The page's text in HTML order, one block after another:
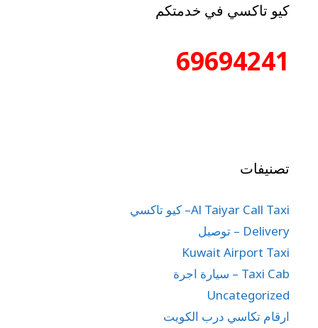
كيو تاكسي في خدمتكم
69694241
تصنيفات
Al Taiyar Call Taxi– كيو تاكسي
Delivery – توصيل
Kuwait Airport Taxi
Taxi Cab – سيارة اجرة
Uncategorized
ارقام تكاسي درب الكويت